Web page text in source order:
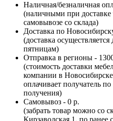
Наличная/безналичная
(наличными при
самовывозе со склада)
Доставка по
(доставка
пятницам)
Отправка в регионы -
(стоимость доставки
компании в
оплачивает получатель
получения)
Самовывоз - 0 р.
(забрать товар можно со